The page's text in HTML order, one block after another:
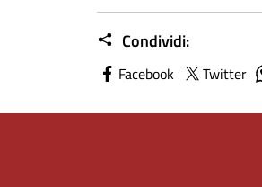
Condividi:
Facebook Twitter